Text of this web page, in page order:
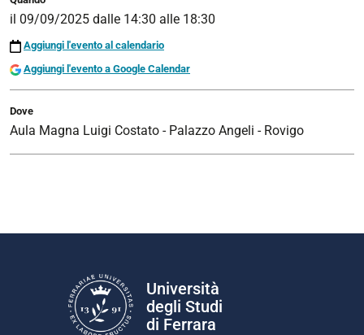
il 09/09/2025 dalle 14:30 alle 18:30
Aggiungi l'evento al calendario
Aggiungi l'evento a Google Calendar
Dove
Aula Magna Luigi Costato - Palazzo Angeli - Rovigo
Università
degli Studi
di Ferrara